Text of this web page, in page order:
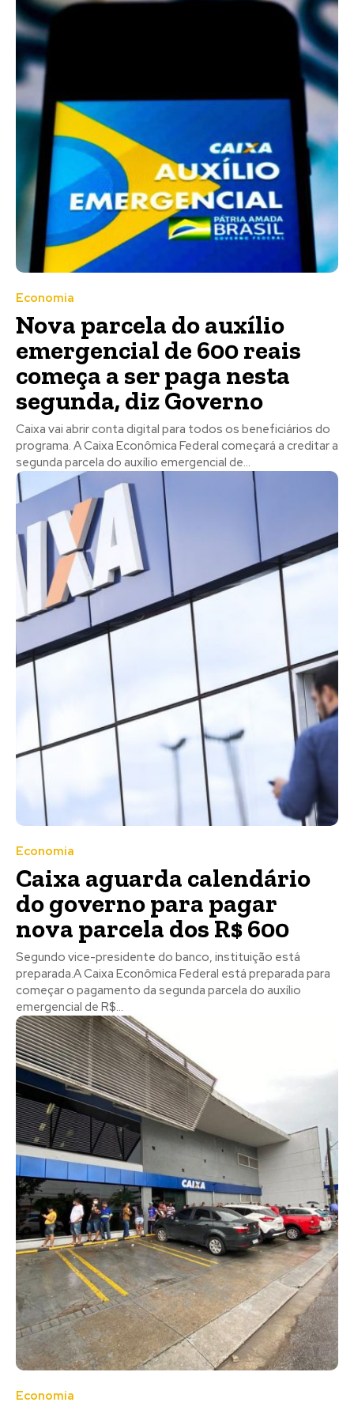
Economia
Nova parcela do auxílio
emergencial de 600 reais
começa a ser paga nesta
segunda, diz Governo
Caixa vai abrir conta digital para todos os beneficiários do
programa. A Caixa Econômica Federal começará a creditar a
segunda parcela do auxílio emergencial de...
Economia
Caixa aguarda calendário
do governo para pagar
nova parcela dos R$ 600
Segundo vice-presidente do banco, instituição está
preparada.A Caixa Econômica Federal está preparada para
começar o pagamento da segunda parcela do auxílio
emergencial de R$...
Economia